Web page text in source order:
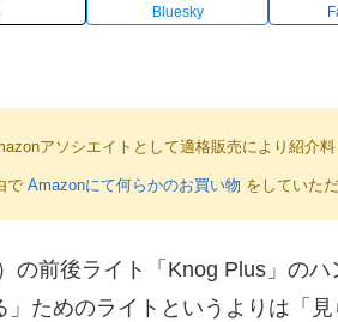
Bluesky
アソシエイトとして適格販売により紹介
で Amazonにて何らかのお買い物 をしていた
の前後ライト「Knog Plus」の
」ためのライトというよりは「